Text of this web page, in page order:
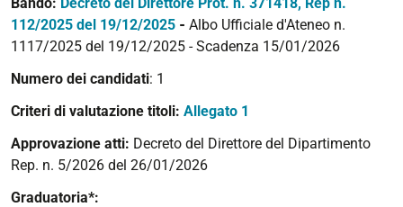
112/2025 del 19/12/2025 - Albo Ufficiale d'Ateneo n.
1117/2025 del 19/12/2025 - Scadenza 15/01/2026
Numero dei candidati: 1
Criteri di valutazione titoli: Allegato 1
Approvazione atti: Decreto del Direttore del Dipartimento
Rep. n. 5/2026 del 26/01/2026
Graduatoria*: